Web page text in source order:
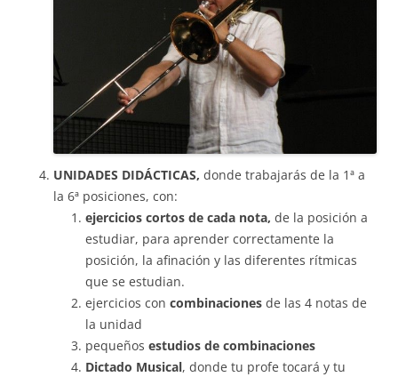
UNIDADES DIDÁCTICAS, donde trabajarás de la 1ª a
la 6ª posiciones, con:
ejercicios cortos de cada nota, de la posición a
estudiar, para aprender correctamente la
posición, la afinación y las diferentes rítmicas
que se estudian.
ejercicios con combinaciones de las 4 notas de
la unidad
pequeños estudios de combinaciones
Dictado Musical, donde tu profe tocará y tu